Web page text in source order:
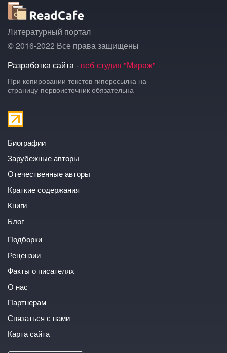
Литературный портал
© 2016-2022 Все права защищены
Разработка сайта - веб-студия "Мираж"
При копировании текстов гиперссылка на
страницу-первоисточник обязательна
Биографии
Зарубежные авторы
Отечественные авторы
Краткие содержания
Книги
Блог
Подборки
Рецензии
Факты о писателях
О нас
Партнерам
Связаться с нами
Карта сайта